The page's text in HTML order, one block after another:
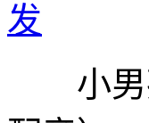
发
小男孩